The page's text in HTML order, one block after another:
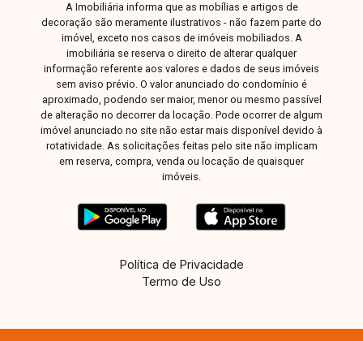
A Imobiliária informa que as mobílias e artigos de
decoração são meramente ilustrativos - não fazem parte do
imóvel, exceto nos casos de imóveis mobiliados. A
imobiliária se reserva o direito de alterar qualquer
informação referente aos valores e dados de seus imóveis
sem aviso prévio. O valor anunciado do condomínio é
aproximado, podendo ser maior, menor ou mesmo passível
de alteração no decorrer da locação. Pode ocorrer de algum
imóvel anunciado no site não estar mais disponível devido à
rotatividade. As solicitações feitas pelo site não implicam
em reserva, compra, venda ou locação de quaisquer
imóveis.
Política de Privacidade
Termo de Uso